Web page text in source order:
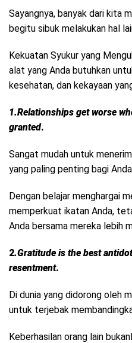
Sayangnya, banyak dari kita
begitu sibuk melakukan hal
Kekuatan Syukur yang
alat yang Anda butuhkan
kesehatan, dan kekayaan
1.Relationships get worse
granted.
Sangat mudah untuk
yang paling penting bagi
Dengan belajar menghargai
memperkuat ikatan Anda,
Anda bersama mereka lebih
2.Gratitude is the best
resentment.
Di dunia yang didorong oleh
untuk terjebak
Keberhasilan orang lain